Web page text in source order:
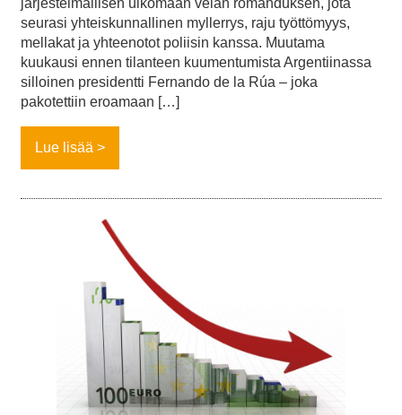
järjestelmällisen ulkomaan velan romahduksen, jota
seurasi yhteiskunnallinen myllerrys, raju työttömyys,
mellakat ja yhteenotot poliisin kanssa. Muutama
kuukausi ennen tilanteen kuumentumista Argentiinassa
silloinen presidentti Fernando de la Rúa – joka
pakotettiin eroamaan […]
Lue lisää